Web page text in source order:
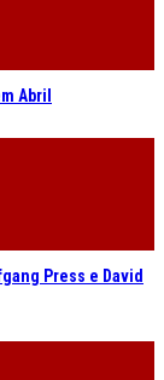
Abril
Press e David